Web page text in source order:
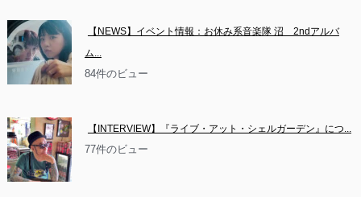
【NEWS】イベント情報：お休み系音楽隊 沼　2ndアルバ
ム...
84件のビュー
【INTERVIEW】『ライブ・アット・シェルガーデン』につ...
77件のビュー